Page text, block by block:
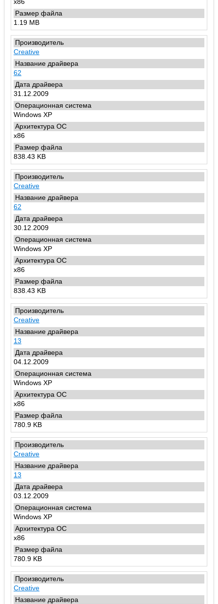
1.19 MB
Creative
62
31.12.2009
Windows XP
x86
838.43 KB
Creative
62
30.12.2009
Windows XP
x86
838.43 KB
Creative
13
04.12.2009
Windows XP
x86
780.9 KB
Creative
13
03.12.2009
Windows XP
x86
780.9 KB
Creative